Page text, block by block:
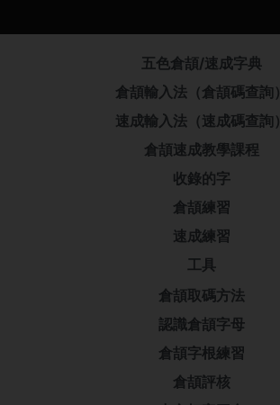
五色倉頡/速成字典
倉頡輸入法（倉頡碼查詢）
速成輸入法（速成碼查詢）
倉頡速成教學課程
收錄的字
倉頡練習
速成練習
工具
倉頡取碼方法
認識倉頡字母
倉頡字根練習
倉頡評核